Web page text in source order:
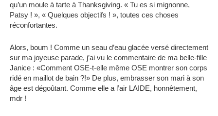
qu’un moule à tarte à Thanksgiving. « Tu es si mignonne,
Patsy ! », « Quelques objectifs ! », toutes ces choses
réconfortantes.
Alors, boum ! Comme un seau d’eau glacée versé directement
sur ma joyeuse parade, j’ai vu le commentaire de ma belle-fille
Janice : «Comment OSE-t-elle même OSE montrer son corps
ridé en maillot de bain ?!» De plus, embrasser son mari à son
âge est dégoûtant. Comme elle a l’air LAIDE, honnêtement,
mdr !